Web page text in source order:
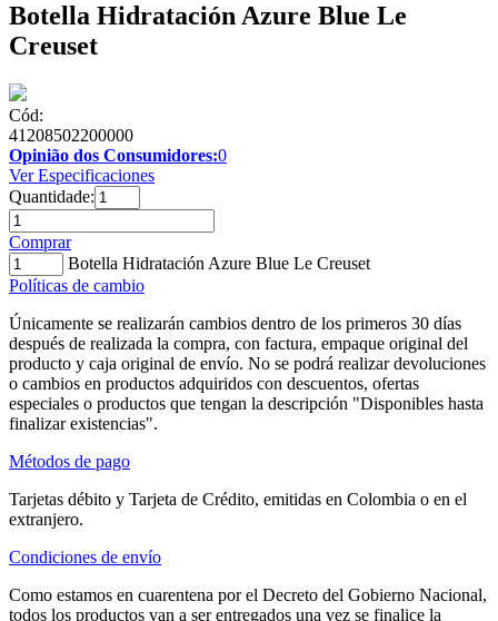
Botella Hidratación Azure Blue Le
Creuset
Cód:
41208502200000
Opinião dos Consumidores:0
Ver Especificaciones
Quantidade:
Comprar
Botella Hidratación Azure Blue Le Creuset
Políticas de cambio
Únicamente se realizarán cambios dentro de los primeros 30 días
después de realizada la compra, con factura, empaque original del
producto y caja original de envío. No se podrá realizar devoluciones
o cambios en productos adquiridos con descuentos, ofertas
especiales o productos que tengan la descripción "Disponibles hasta
finalizar existencias".
Métodos de pago
Tarjetas débito y Tarjeta de Crédito, emitidas en Colombia o en el
extranjero.
Condiciones de envío
Como estamos en cuarentena por el Decreto del Gobierno Nacional,
todos los productos van a ser entregados una vez se finalice la